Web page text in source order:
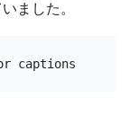
ました。
captions